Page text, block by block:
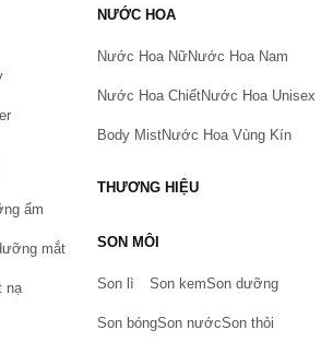
về sản phẩm hay mua hàng?
tôi. Hoặc gọi cho chúng tôi qua số
ẩm
mắt
nạ
NƯỚC HOA
Nước Hoa NữNước Hoa Nam
Nước Hoa ChiếtNước Hoa Unisex
Body MistNước Hoa Vùng Kín
THƯƠNG HIỆU
SON MÔI
Son lì Son kemSon dưỡng
Son bóngSon nướcSon thỏi